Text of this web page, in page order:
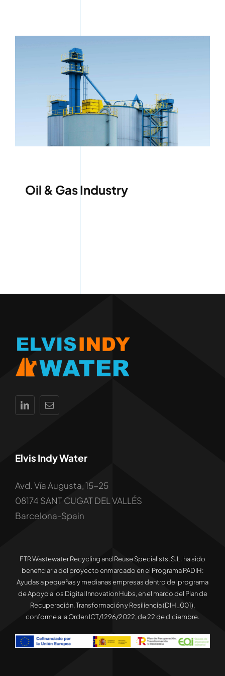
Oil & Gas Industry
Elvis Indy Water
Avd. Vía Augusta, 15-25
08174 SANT CUGAT DEL VALLÉS
Barcelona-Spain
FTR Wastewater Recycling and Reuse Specialists, S.L. ha sido
beneficiaria del proyecto enmarcado en el Programa PADIH:
Ayudas a pequeñas y medianas empresas dentro del programa
de Apoyo a los Digital Innovation Hubs, en el marco del Plan de
Recuperación, Transformación y Resiliencia (DIH_001),
conforme a la Orden ICT/1296/2022, de 22 de diciembre.